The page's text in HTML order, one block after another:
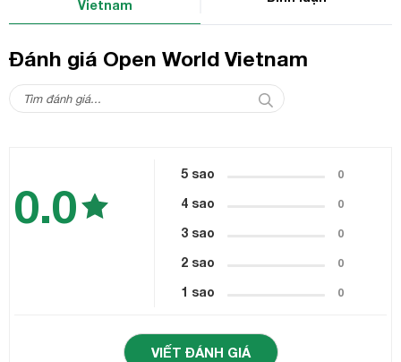
Vietnam
Đánh giá Open World Vietnam
0.0
5 sao 0
4 sao 0
3 sao 0
2 sao 0
1 sao 0
VIẾT ĐÁNH GIÁ